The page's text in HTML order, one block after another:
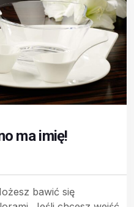
ma imię!
bawić się